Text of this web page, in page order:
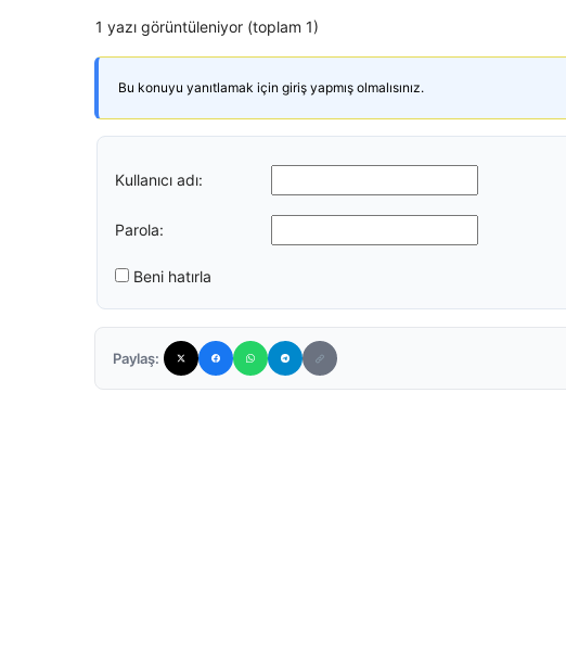
1 yazı görüntüleniyor (toplam 1)
Bu konuyu yanıtlamak için giriş yapmış olmalısınız.
Kullanıcı adı:
Parola:
Beni hatırla
Paylaş: